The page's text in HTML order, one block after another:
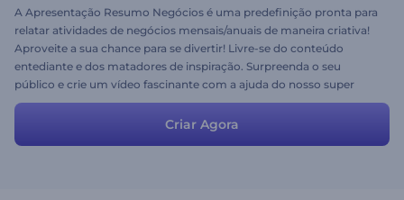
A Apresentação Resumo Negócios é uma predefinição pronta para
relatar atividades de negócios mensais/anuais de maneira criativa!
Aproveite a sua chance para se divertir! Livre-se do conteúdo
entediante e dos matadores de inspiração. Surpreenda o seu
público e crie um vídeo fascinante com a ajuda do nosso super
prático Kit Ferramentas Vídeo Explicativo.
Criar Agora